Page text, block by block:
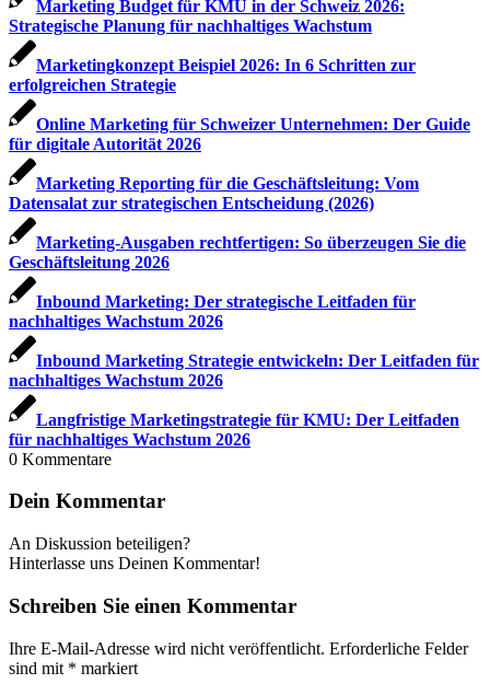
Marketing Budget für KMU in der Schweiz 2026:
Strategische Planung für nachhaltiges Wachstum
Marketingkonzept Beispiel 2026: In 6 Schritten zur
erfolgreichen Strategie
Online Marketing für Schweizer Unternehmen: Der Guide
für digitale Autorität 2026
Marketing Reporting für die Geschäftsleitung: Vom
Datensalat zur strategischen Entscheidung (2026)
Marketing-Ausgaben rechtfertigen: So überzeugen Sie die
Geschäftsleitung 2026
Inbound Marketing: Der strategische Leitfaden für
nachhaltiges Wachstum 2026
Inbound Marketing Strategie entwickeln: Der Leitfaden für
nachhaltiges Wachstum 2026
Langfristige Marketingstrategie für KMU: Der Leitfaden
für nachhaltiges Wachstum 2026
0 Kommentare
Dein Kommentar
An Diskussion beteiligen?
Hinterlasse uns Deinen Kommentar!
Schreiben Sie einen Kommentar
Ihre E-Mail-Adresse wird nicht veröffentlicht. Erforderliche Felder
sind mit * markiert